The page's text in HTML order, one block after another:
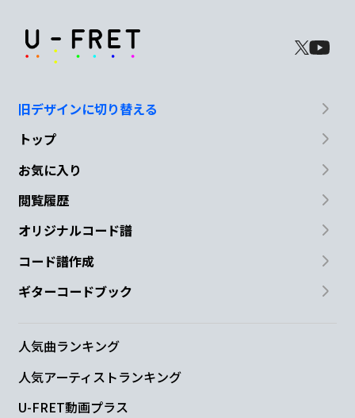
旧デザインに切り替える
トップ
お気に入り
閲覧履歴
オリジナルコード譜
コード譜作成
ギターコードブック
人気曲ランキング
人気アーティストランキング
U-FRET動画プラス